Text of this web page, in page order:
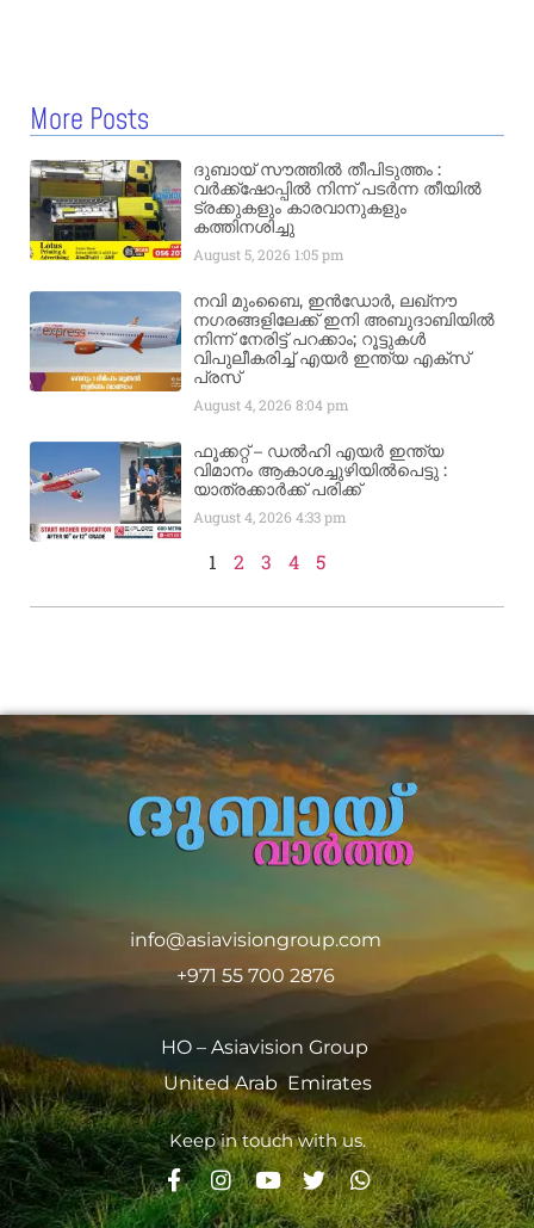
More Posts
ദുബായ് സൗത്തിൽ തീപിടുത്തം :
വർക്ക്‌ഷോപ്പിൽ നിന്ന് പടർന്ന തീയിൽ
ട്രക്കുകളും കാരവാനുകളും
കത്തിനശിച്ചു
August 5, 2026 1:05 pm
നവി മുംബൈ, ഇൻഡോർ, ലഖ്നൗ
നഗരങ്ങളിലേക്ക് ഇനി അബുദാബിയിൽ
നിന്ന് നേരിട്ട് പറക്കാം; റൂട്ടുകൾ
വിപുലീകരിച്ച് എയർ ഇന്ത്യ എക്സ്
പ്രസ്
August 4, 20268:04 pm
ഫൂക്കറ്റ് – ഡൽഹി എയര്‍ ഇന്ത്യ
വിമാനം ആകാശച്ചുഴിയില്‍പെട്ടു :
യാത്രക്കാര്‍ക്ക് പരിക്ക്
August 4, 20264:33 pm
1 2 3 4 5
info@asiavisiongroup.com
+971 55 700 2876
HO – Asiavision Group
United Arab Emirates
Keep in touch with us.